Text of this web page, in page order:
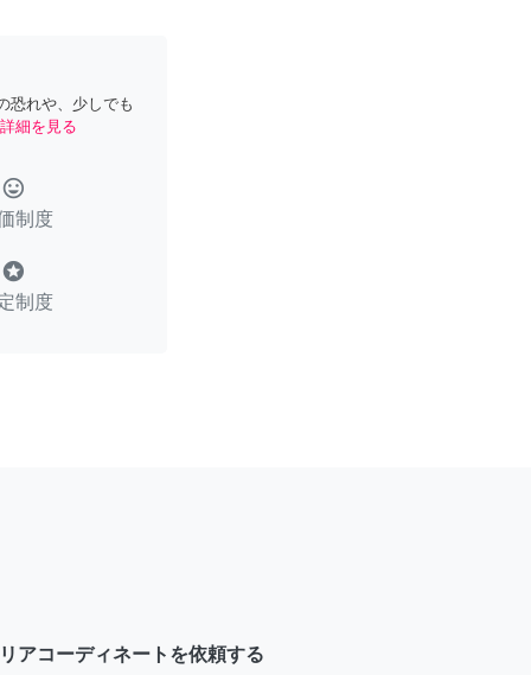
恐れや、少しでも
詳細を見る
tag_faces
制度
stars
制度
アコーディネートを依頼する